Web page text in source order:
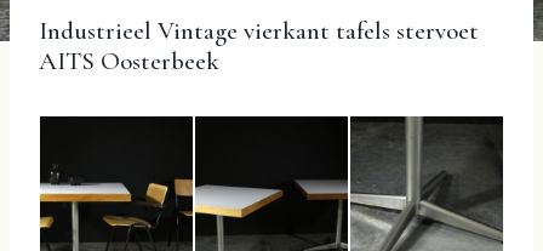
Industrieel Vintage vierkant tafels stervoet
AITS Oosterbeek